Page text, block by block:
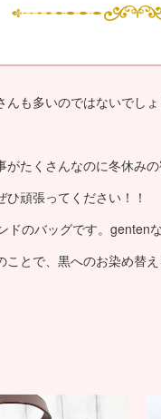
も多いのではないでしょ
たくさんなのに冬休み
頑張ってください！！
のバッグです。genten
とで、黒へのお染め替